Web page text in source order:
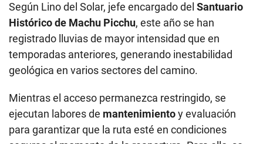
Según Lino del Solar, jefe encargado del Santuario
Histórico de Machu Picchu, este año se han
registrado lluvias de mayor intensidad que en
temporadas anteriores, generando inestabilidad
geológica en varios sectores del camino.
Mientras el acceso permanezca restringido, se
ejecutan labores de mantenimientoy evaluación
para garantizar que la ruta esté en condiciones